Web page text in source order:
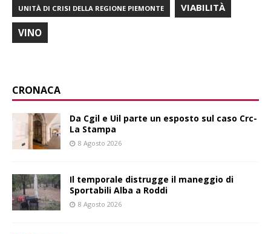
UNITÀ DI CRISI DELLA REGIONE PIEMONTE VIABILITÀ
VINO
CRONACA
Da Cgil e Uil parte un esposto sul caso Crc-
La Stampa
8 Agosto 2026
Il temporale distrugge il maneggio di
Sportabili Alba a Roddi
8 Agosto 2026